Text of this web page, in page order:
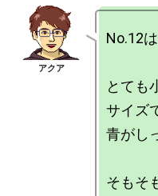
No.12
とても
サイズ
青がし
そもそ